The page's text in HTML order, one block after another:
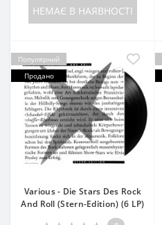
НЕМАЄ В НАЯВНОСТІ
Популярний
Продано
Various - Die Stars Des Rock
And Roll (Stern-Edition) (6 LP)